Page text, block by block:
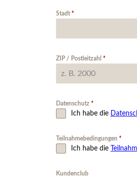
Stadt*
ZIP / Postleitzahl *
Datenschutz *
Ich habe die
Teilnahmebedingungen *
Ich habe die
Kundenclub